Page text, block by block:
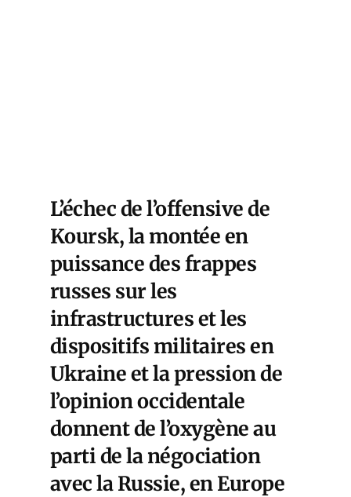
L’échec de l’offensive de
Koursk, la montée en
puissance des frappes
russes sur les
infrastructures et les
dispositifs militaires en
Ukraine et la pression de
l’opinion occidentale
donnent de l’oxygène au
parti de la négociation
avec la Russie, en Europe